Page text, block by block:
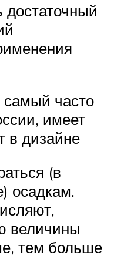
самый часто
имеет
в дизайне
(в
осадкам.
величины
тем больше